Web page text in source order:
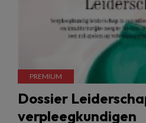
Dossier
verpleegkundigen